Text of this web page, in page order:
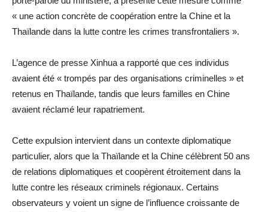
« une action concrète de coopération entre la Chine et la
Thaïlande dans la lutte contre les crimes transfrontaliers ».
L’agence de presse Xinhua a rapporté que ces individus
avaient été « trompés par des organisations criminelles » et
retenus en Thaïlande, tandis que leurs familles en Chine
avaient réclamé leur rapatriement.
Cette expulsion intervient dans un contexte diplomatique
particulier, alors que la Thaïlande et la Chine célèbrent 50 ans
de relations diplomatiques et coopèrent étroitement dans la
lutte contre les réseaux criminels régionaux. Certains
observateurs y voient un signe de l’influence croissante de